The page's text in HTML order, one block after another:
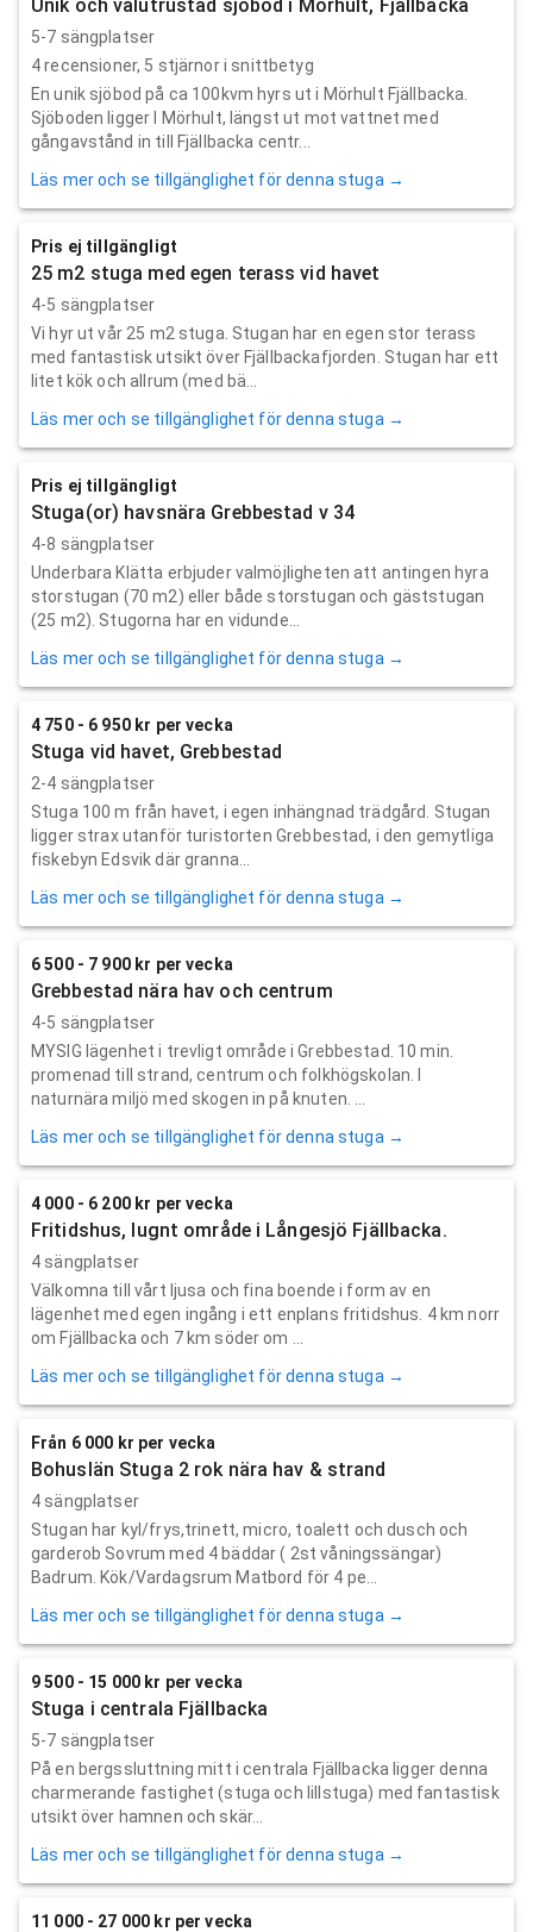
Unik och välutrustad sjöbod i Mörhult, Fjällbacka
5-7 sängplatser
4recensioner, 5 stjärnor i snittbetyg
En unik sjöbod på ca 100kvm hyrs ut i Mörhult Fjällbacka.
Sjöboden ligger I Mörhult, längst ut mot vattnet med
gångavstånd in till Fjällbacka centr...
Läs mer och se tillgänglighet för denna stuga →
Pris ej tillgängligt
25 m2 stuga med egen terass vid havet
4-5 sängplatser
Vi hyr ut vår 25 m2 stuga. Stugan har en egen stor terass
med fantastisk utsikt över Fjällbackafjorden. Stugan har ett
litet kök och allrum (med bä...
Läs mer och se tillgänglighet för denna stuga →
Pris ej tillgängligt
Stuga(or) havsnära Grebbestad v 34
4-8 sängplatser
Underbara Klätta erbjuder valmöjligheten att antingen hyra
storstugan (70 m2) eller både storstugan och gäststugan
(25 m2). Stugorna har en vidunde...
Läs mer och se tillgänglighet för denna stuga →
4 750 - 6 950 kr per vecka
Stuga vid havet, Grebbestad
2-4 sängplatser
Stuga 100 m från havet, i egen inhängnad trädgård. Stugan
ligger strax utanför turistorten Grebbestad, i den gemytliga
fiskebyn Edsvik där granna...
Läs mer och se tillgänglighet för denna stuga →
6 500 - 7 900 kr per vecka
Grebbestad nära hav och centrum
4-5 sängplatser
MYSIG lägenhet i trevligt område i Grebbestad. 10 min.
promenad till strand, centrum och folkhögskolan. I
naturnära miljö med skogen in på knuten. ...
Läs mer och se tillgänglighet för denna stuga →
4 000 - 6 200 kr per vecka
Fritidshus, lugnt område i Långesjö Fjällbacka.
4 sängplatser
Välkomna till vårt ljusa och fina boende i form av en
lägenhet med egen ingång i ett enplans fritidshus. 4 km norr
om Fjällbacka och 7 km söder om ...
Läs mer och se tillgänglighet för denna stuga →
Från 6 000 kr per vecka
Bohuslän Stuga 2 rok nära hav & strand
4 sängplatser
Stugan har kyl/frys,trinett, micro, toalett och dusch och
garderob Sovrum med 4 bäddar ( 2st våningssängar)
Badrum. Kök/Vardagsrum Matbord för 4 pe...
Läs mer och se tillgänglighet för denna stuga →
9 500 - 15 000 kr per vecka
Stuga i centrala Fjällbacka
5-7 sängplatser
På en bergssluttning mitt i centrala Fjällbacka ligger denna
charmerande fastighet (stuga och lillstuga) med fantastisk
utsikt över hamnen och skär...
Läs mer och se tillgänglighet för denna stuga →
11 000 - 27 000 kr per vecka